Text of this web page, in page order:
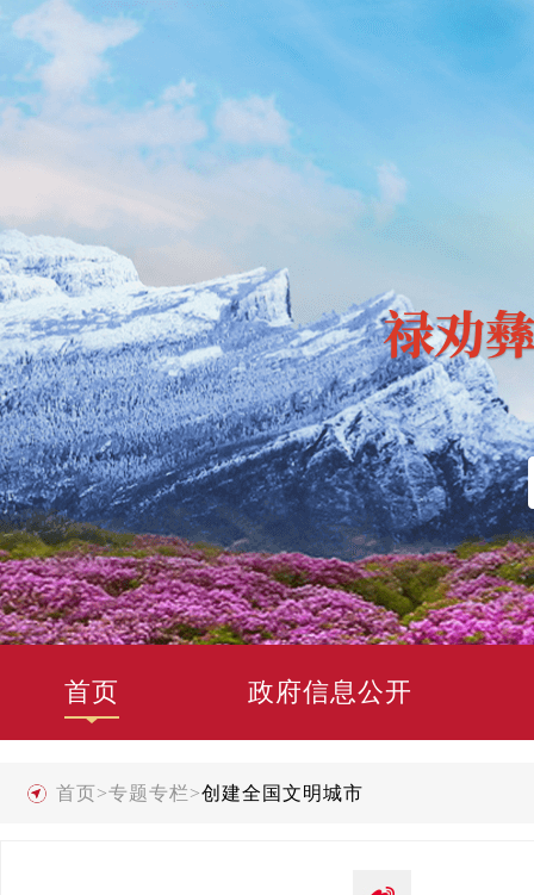
首页 政府信息公开
首页>专题专栏>创建全国文明城市